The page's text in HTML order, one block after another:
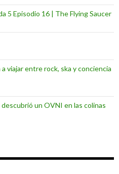
5 Episodio 16 | The Flying Saucer
viajar entre rock, ska y conciencia
un OVNI en las colinas